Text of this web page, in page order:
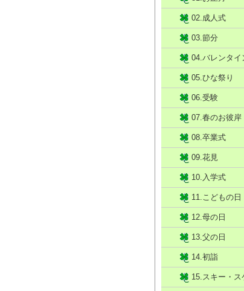
02.成人式
03.節分
04.バレンタイ
05.ひな祭り
06.受験
07.春のお彼岸
08.卒業式
09.花見
10.入学式
11.こどもの日
12.母の日
13.父の日
14.初詣
15.スキー・ス